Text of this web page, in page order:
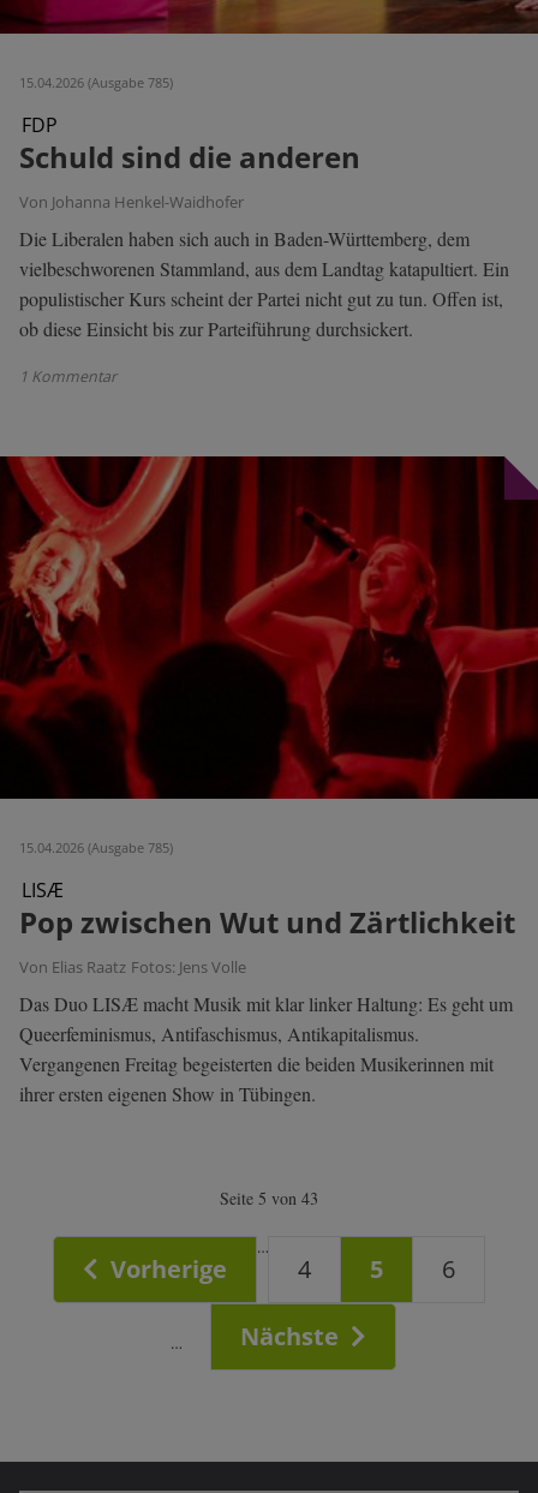
15.04.2026 (Ausgabe 785)
FDP
Schuld sind die anderen
Von Johanna Henkel-Waidhofer
Die Liberalen haben sich auch in Baden-Württemberg, dem
vielbeschworenen Stammland, aus dem Landtag katapultiert. Ein
populistischer Kurs scheint der Partei nicht gut zu tun. Offen ist,
ob diese Einsicht bis zur Parteiführung durchsickert.
1 Kommentar
15.04.2026 (Ausgabe 785)
LISÆ
Pop zwischen Wut und Zärtlichkeit
Von Elias Raatz Fotos: Jens Volle
Das Duo LISÆ macht Musik mit klar linker Haltung: Es geht um
Queerfeminismus, Antifaschismus, Antikapitalismus.
Vergangenen Freitag begeisterten die beiden Musikerinnen mit
ihrer ersten eigenen Show in Tübingen.
Seite 5 von 43
Vorherige
…
4 5 6
… Nächste